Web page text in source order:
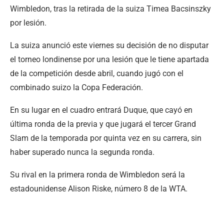
Wimbledon, tras la retirada de la suiza Timea Bacsinszky
por lesión.
La suiza anunció este viernes su decisión de no disputar
el torneo londinense por una lesión que le tiene apartada
de la competición desde abril, cuando jugó con el
combinado suizo la Copa Federación.
En su lugar en el cuadro entrará Duque, que cayó en
última ronda de la previa y que jugará el tercer Grand
Slam de la temporada por quinta vez en su carrera, sin
haber superado nunca la segunda ronda.
Su rival en la primera ronda de Wimbledon será la
estadounidense Alison Riske, número 8 de la WTA.